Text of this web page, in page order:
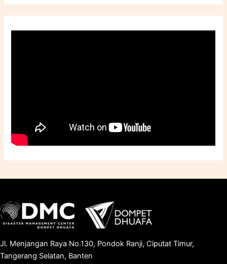
Jl. Menjangan Raya No.130, Pondok Ranji, Ciputat Timur,
Tangerang Selatan, Banten